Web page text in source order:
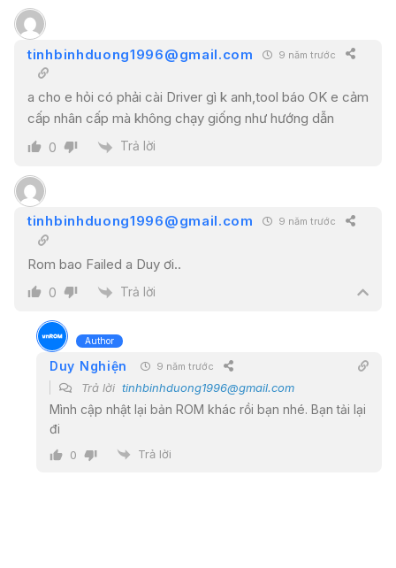
tinhbinhduong1996@gmail.com 9 năm trước
a cho e hỏi có phải cài Driver gì k anh,tool báo OK e cảm
cấp nhân cấp mà không chạy giống như hướng dẫn
0 Trả lời
tinhbinhduong1996@gmail.com 9 năm trước
Rom bao Failed a Duy ơi..
0 Trả lời
Author
Duy Nghiện 9 năm trước
Trả lời tinhbinhduong1996@gmail.com
Mình cập nhật lại bản ROM khác rồi bạn nhé. Bạn tải lại
đi
0 Trả lời